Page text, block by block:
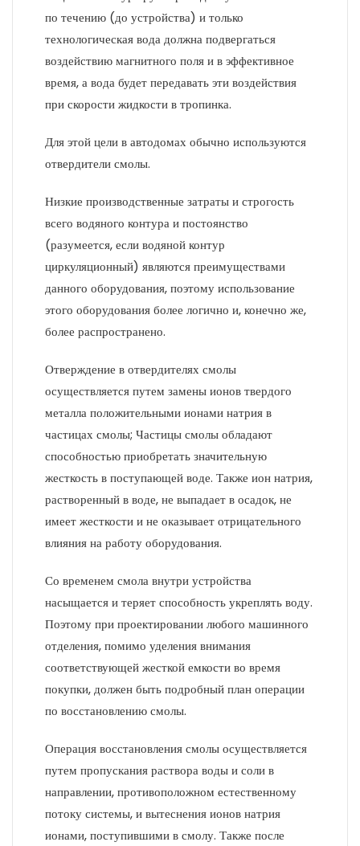
по течению (до устройства) и только
технологическая вода должна подвергаться
воздействию магнитного поля и в эффективное
время, а вода будет передавать эти воздействия
при скорости жидкости в тропинка.
Для этой цели в автодомах обычно используются
отвердители смолы.
Низкие производственные затраты и строгость
всего водяного контура и постоянство
(разумеется, если водяной контур
циркуляционный) являются преимуществами
данного оборудования, поэтому использование
этого оборудования более логично и, конечно же,
более распространено.
Отверждение в отвердителях смолы
осуществляется путем замены ионов твердого
металла положительными ионами натрия в
частицах смолы; Частицы смолы обладают
способностью приобретать значительную
жесткость в поступающей воде. Также ион натрия,
растворенный в воде, не выпадает в осадок, не
имеет жесткости и не оказывает отрицательного
влияния на работу оборудования.
Со временем смола внутри устройства
насыщается и теряет способность укреплять воду.
Поэтому при проектировании любого машинного
отделения, помимо уделения внимания
соответствующей жесткой емкости во время
покупки, должен быть подробный план операции
по восстановлению смолы.
Операция восстановления смолы осуществляется
путем пропускания раствора воды и соли в
направлении, противоположном естественному
потоку системы, и вытеснения ионов натрия
ионами, поступившими в смолу. Также после